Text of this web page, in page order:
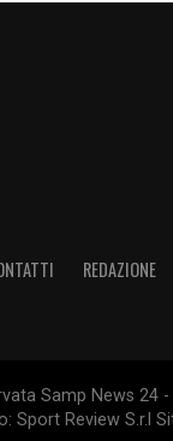
REDAZIONE
Samp News 24
Sport Review S.r.l